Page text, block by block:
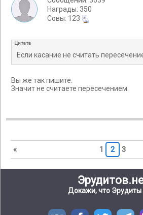
Награды: 350
Cовы: 123
Цитата
Если касание не считать
Вы же так пишите.
Значит не считаете пересечением.
« 1 2 3
Докажи, что Эрудиты